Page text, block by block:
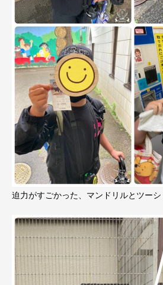
迫力がすごかった、マンドリルとツー